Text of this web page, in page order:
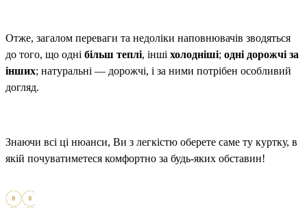
Отже, загалом переваги та недоліки наповнювачів зводяться
до того, що одні більш теплі, інші холодніші; одні дорожчі за
інших; натуральні — дорожчі, і за ними потрібен особливий
догляд.
Знаючи всі ці нюанси, Ви з легкістю оберете саме ту куртку, в
якій почуватиметеся комфортно за будь-яких обставин!